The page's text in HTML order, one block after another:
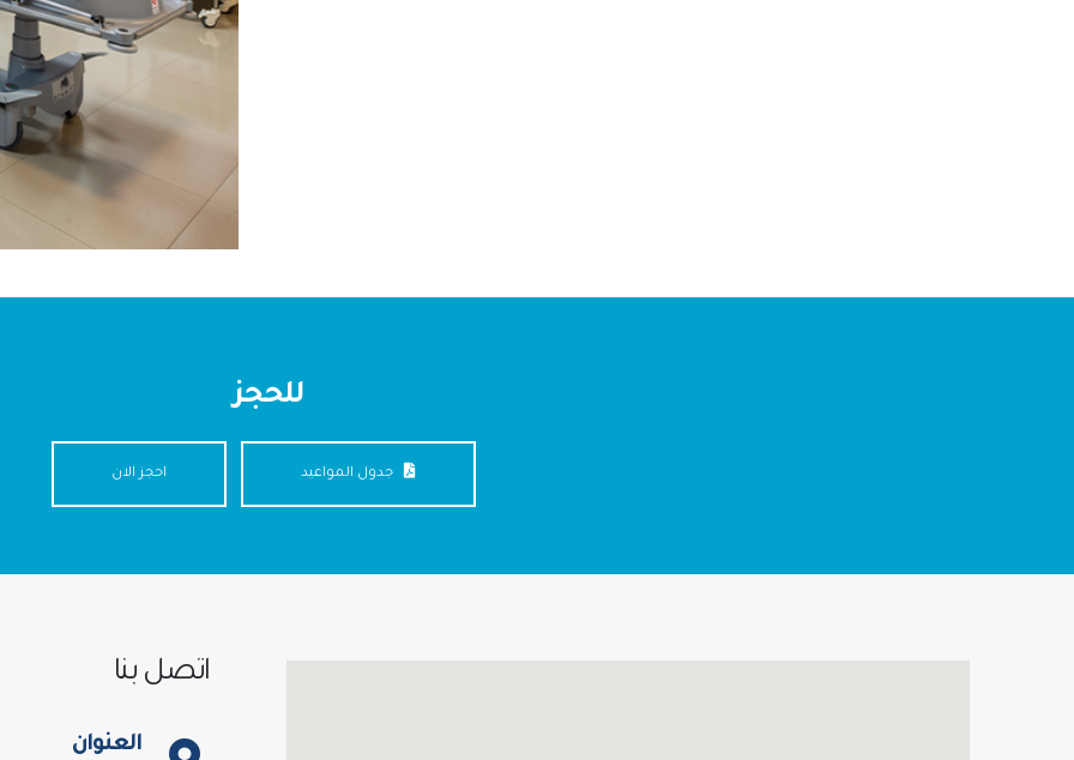
للحجز
جدول المواعيد احجز الان
اتصل بنا
العنوان